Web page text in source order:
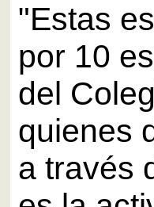
"Estas
por 10
del
quienes
a través